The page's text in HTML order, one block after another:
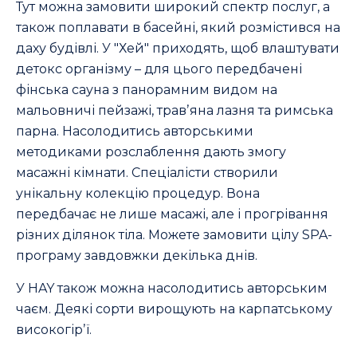
Тут можна замовити широкий спектр послуг, а
також поплавати в басейні, який розмістився на
даху будівлі. У "Хей" приходять, щоб влаштувати
детокс організму – для цього передбачені
фінська сауна з панорамним видом на
мальовничі пейзажі, травʼяна лазня та римська
парна. Насолодитись авторськими
методиками розслаблення дають змогу
масажні кімнати. Спеціалісти створили
унікальну колекцію процедур. Вона
передбачає не лише масажі, але і прогрівання
різних ділянок тіла. Можете замовити цілу SPA-
програму завдовжки декілька днів.
У HAY також можна насолодитись авторським
чаєм. Деякі сорти вирощують на карпатському
високогірʼї.